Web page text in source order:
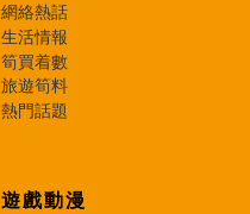
網絡熱話
生活情報
筍買着數
旅遊筍料
熱門話題
遊戲動漫